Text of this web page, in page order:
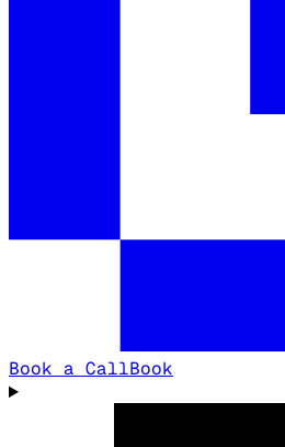
Book a CallBook